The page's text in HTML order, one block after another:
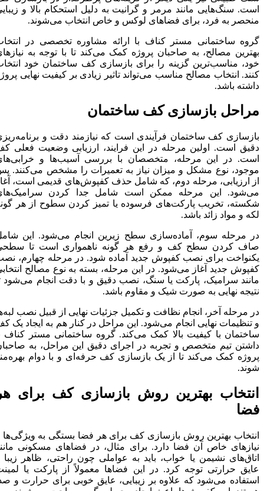
است. سنگ‌هایی مانند مرمر و گرانیت به دلیل استحکام بالا و زیبایی
منحصر به فرد، برای فضاهای لوکس و خاص انتخاب می‌شوند.
گروه ساختمانی مستر کناف با ارائه مشاوره تخصصی در انتخاب
بهترین مصالح، به صاحبان پروژه کمک می‌کند تا با توجه به نیازهای
خود، مناسب‌ترین گزینه را برای بازسازی کف ساختمان خود انتخاب
کنند. انتخاب مصالح مناسب می‌تواند تاثیر زیادی بر کیفیت نهایی پروژه
داشته باشد.
مراحل بازسازی کف ساختمان
بازسازی کف ساختمان فرآیندی است که نیازمند دقت و برنامه‌ریزی
دقیق است. اولین مرحله در این فرایند، ارزیابی وضعیت فعلی کف
است. در این مرحله، متخصصان با بررسی آسیب‌ها و خرابی‌های
موجود، نوع مشکل و میزان نیاز به تعمیرات را مشخص می‌کنند. پس
از ارزیابی، مرحله دوم، که شامل حذف کفپوش‌های قدیمی است، آغاز
می‌شود. این مرحله ممکن است شامل جدا کردن سرامیک‌های
شکسته، تخریب پارکت‌های فرسوده یا تمیز کردن سطوح از هر گونه
لکه و مواد زائد باشد.
در مرحله سوم، آماده‌سازی سطح زیرین انجام می‌شود. این شامل
صاف کردن سطح کف و رفع هر گونه ناهمواری است تا سطحی
یکنواخت برای نصب کفپوش جدید آماده شود. در مرحله چهارم، نصب
کفپوش جدید آغاز می‌شود. در این مرحله، بسته به نوع مصالح انتخابی
مانند سرامیک، پارکت یا سنگ، نصب دقیق و با دقت انجام می‌شود تا
نتیجه نهایی به صورت شیک و مقاوم باشد.
در مرحله آخر، انجام نظافت و تکمیل جزئیات نهایی از قبیل نصب لبه‌ها
و تنظیمات نهایی انجام می‌شود. این مراحل در کنار هم به ایجاد یک کف
ساختمان با کیفیت بالا کمک می‌کند. گروه ساختمانی مستر کناف با
داشتن تیم متخصص و تجربه در اجرای دقیق این مراحل، به صاحبان
پروژه کمک می‌کند تا از یک بازسازی کف حرفه‌ای و با دوام بهره‌مند
شوند.
انتخاب بهترین روش بازسازی کف برای هر
فضا
انتخاب بهترین روش بازسازی کف برای هر فضا بستگی به ویژگی‌ها و
نیازهای خاص آن فضا دارد. برای مثال، در فضاهای مسکونی مانند
اتاق‌های نشیمن یا خواب، باید به عواملی چون راحتی، ظاهر زیبا و
عایق حرارتی توجه کرد. در این فضاها معمولاً از پارکت یا لمینت
استفاده می‌شود که علاوه بر زیبایی، عایق خوبی برای حرارت و صدا